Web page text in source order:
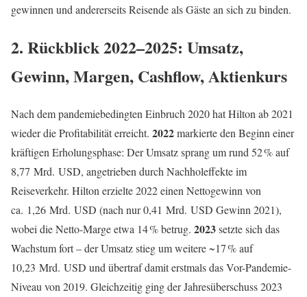
gewinnen und andererseits Reisende als Gäste an sich zu binden.
2. Rückblick 2022–2025: Umsatz,
Gewinn, Margen, Cashflow, Aktienkurs
Nach dem pandemiebedingten Einbruch 2020 hat Hilton ab 2021
wieder die Profitabilität erreicht. 2022markierte den Beginn einer
kräftigen Erholungsphase: Der Umsatz sprang um rund 52 % auf
8,77 Mrd. USD, angetrieben durch Nachholeffekte im
Reiseverkehr. Hilton erzielte 2022 einen Nettogewinn von
ca. 1,26 Mrd. USD (nach nur 0,41 Mrd. USD Gewinn 2021),
wobei die Netto-Marge etwa 14 % betrug. 2023setzte sich das
Wachstum fort – der Umsatz stieg um weitere ~17 % auf
10,23 Mrd. USD und übertraf damit erstmals das Vor-Pandemie-
Niveau von 2019. Gleichzeitig ging der Jahresüberschuss 2023